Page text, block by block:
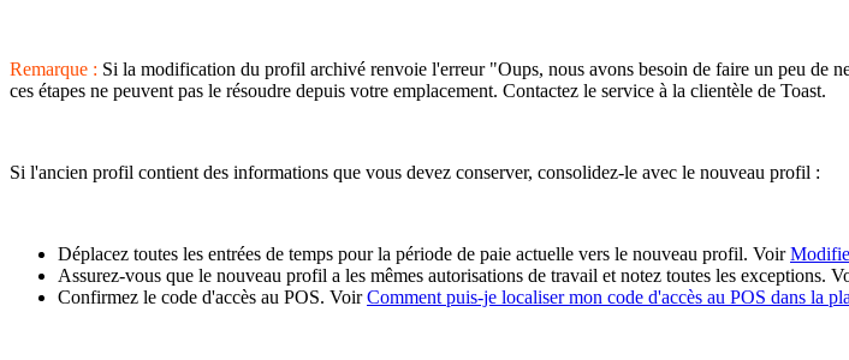
Remarque : Si la modification du profil archivé renvoie l'erreur "Oups, nous avons besoin de faire un peu de
ces étapes ne peuvent pas le résoudre depuis votre emplacement. Contactez le service à la clientèle de Toast.
Si l'ancien profil contient des informations que vous devez conserver, consolidez-le avec le nouveau profil :
Déplacez toutes les entrées de temps pour la période de paie actuelle vers le nouveau profil. Voir
Assurez-vous que le nouveau profil a les mêmes autorisations de travail et notez toutes les exceptions.
Confirmez le code d'accès au POS. VoirComment puis-je localiser mon code d'accès au POS dans la